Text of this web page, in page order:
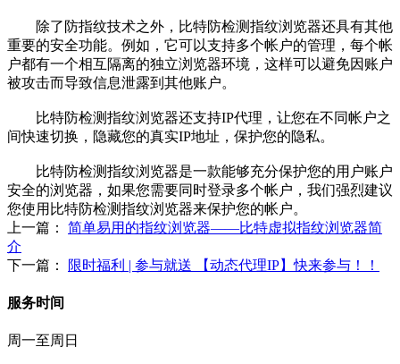
除了防指纹技术之外，比特防检测指纹浏览器还具有其他
重要的安全功能。例如，它可以支持多个帐户的管理，每个帐
户都有一个相互隔离的独立浏览器环境，这样可以避免因账户
被攻击而导致信息泄露到其他账户。
比特防检测指纹浏览器还支持IP代理，让您在不同帐户之
间快速切换，隐藏您的真实IP地址，保护您的隐私。
比特防检测指纹浏览器是一款能够充分保护您的用户账户
安全的浏览器，如果您需要同时登录多个帐户，我们强烈建议
您使用比特防检测指纹浏览器来保护您的帐户。
上一篇： 简单易用的指纹浏览器——比特虚拟指纹浏览器简
介
下一篇：
限时福利 | 参与就送 【动态代理IP】快来参与！！
服务时间
周一至周日